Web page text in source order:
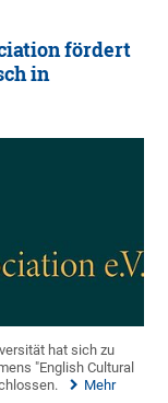
fördert
in
hat sich zu
"English Cultural
Mehr